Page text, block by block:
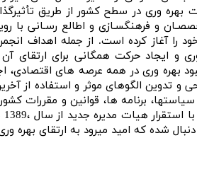
وری در سطح کشور از طریق
و فرهنگسـازی و اطالع رسـانی با
خود را آغاز کرده است. از جمله اهداف
و ایجاد حرکت همگانی برای ارتقای
بهره وری در همه عرصه های اقتصادی،
و تدوین الگوهای موثر و استفاده از
سیاستها، برنامه ها، قوانین و مقررات
شده که امید میرود به ارتقای